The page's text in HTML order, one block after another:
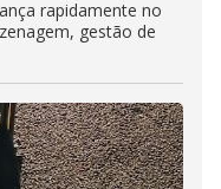
rapidamente no
gestão de